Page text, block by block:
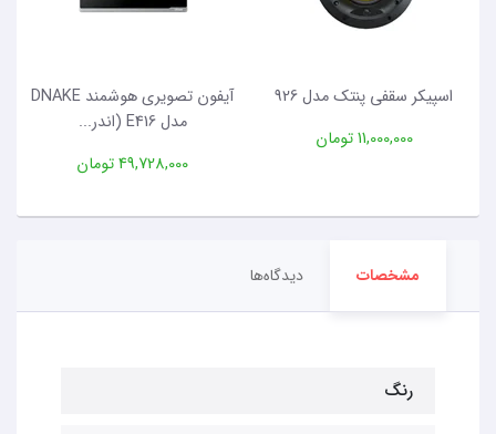
اسپیکر سقفی پنتک مدل 926
11,000,000 تومان
آیفون تصویری هوشمند DNAKE
مدل E416 (اندر...
49,728,000 تومان
مشخصات دیدگاه‌ها
رنگ